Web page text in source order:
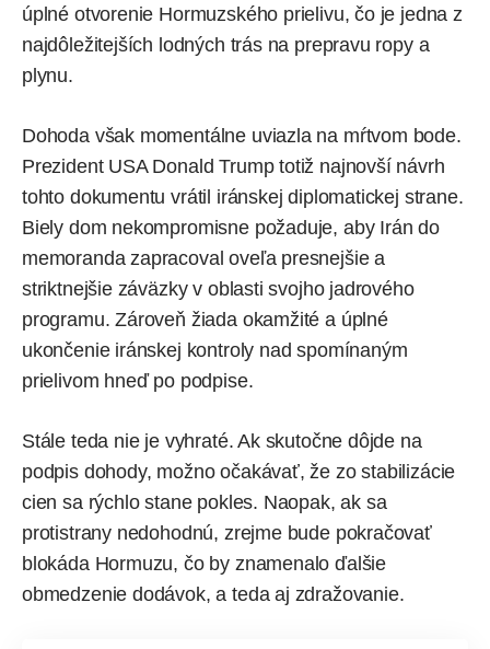
úplné otvorenie Hormuzského prielivu, čo je jedna z
najdôležitejších lodných trás na prepravu ropy a
plynu.
Dohoda však momentálne uviazla na mŕtvom bode.
Prezident USA Donald Trump totiž najnovší návrh
tohto dokumentu vrátil iránskej diplomatickej strane.
Biely dom nekompromisne požaduje, aby Irán do
memoranda zapracoval oveľa presnejšie a
striktnejšie záväzky v oblasti svojho jadrového
programu. Zároveň žiada okamžité a úplné
ukončenie iránskej kontroly nad spomínaným
prielivom hneď po podpise.
Stále teda nie je vyhraté. Ak skutočne dôjde na
podpis dohody, možno očakávať, že zo stabilizácie
cien sa rýchlo stane pokles. Naopak, ak sa
protistrany nedohodnú, zrejme bude pokračovať
blokáda Hormuzu, čo by znamenalo ďalšie
obmedzenie dodávok, a teda aj zdražovanie.